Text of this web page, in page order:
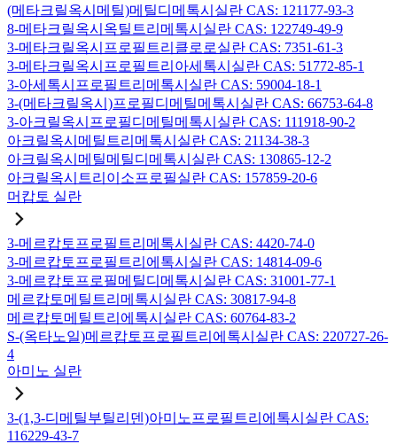
(메타크릴옥시메틸)메틸디메톡시실란 CAS: 121177-93-3
8-메타크릴옥시옥틸트리메톡시실란 CAS: 122749-49-9
3-메타크릴옥시프로필트리클로로실란 CAS: 7351-61-3
3-메타크릴옥시프로필트리아세톡시실란 CAS: 51772-85-1
3-아세톡시프로필트리메톡시실란 CAS: 59004-18-1
3-(메타크릴옥시)프로필디메틸메톡시실란 CAS: 66753-64-8
3-아크릴옥시프로필디메틸메톡시실란 CAS: 111918-90-2
아크릴옥시메틸트리메톡시실란 CAS: 21134-38-3
아크릴옥시메틸메틸디메톡시실란 CAS: 130865-12-2
아크릴옥시트리이소프로필실란 CAS: 157859-20-6
머캅토 실란
3-메르캅토프로필트리메톡시실란 CAS: 4420-74-0
3-메르캅토프로필트리에톡시실란 CAS: 14814-09-6
3-메르캅토프로필메틸디메톡시실란 CAS: 31001-77-1
메르캅토메틸트리메톡시실란 CAS: 30817-94-8
메르캅토메틸트리에톡시실란 CAS: 60764-83-2
S-(옥타노일)메르캅토프로필트리에톡시실란 CAS: 220727-26-
4
아미노 실란
3-(1,3-디메틸부틸리덴)아미노프로필트리에톡시실란 CAS:
116229-43-7